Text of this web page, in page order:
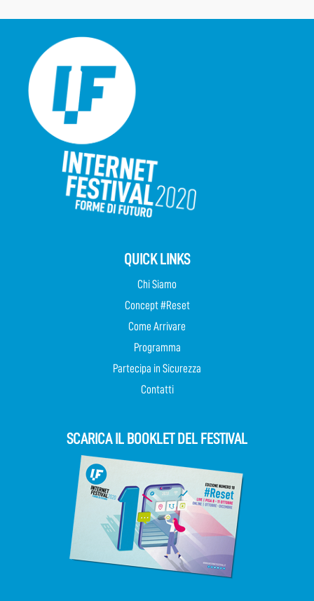
QUICK LINKS
Chi Siamo
Concept #Reset
Come Arrivare
Programma
Partecipa in Sicurezza
Contatti
SCARICA IL BOOKLET DEL FESTIVAL